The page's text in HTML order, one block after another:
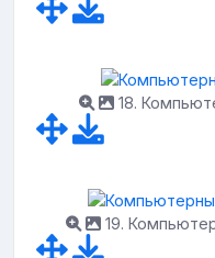
18.
19.